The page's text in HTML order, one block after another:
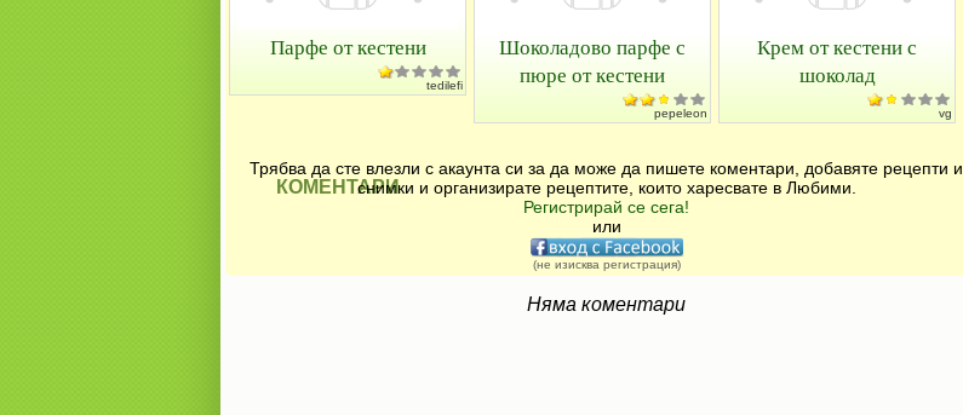
Парфе от кестени
tedilefi
Шоколадово парфе с
пюре от кестени
pepeleon
Крем от кестени с
шоколад
vg
КОМЕНТАРИ
Трябва да сте влезли с акаунта си за да може да пишете коментари, добавяте рецепти и
снимки и организирате рецептите, които харесвате в Любими.
Регистрирай се сега!
или
(не изисква регистрация)
Няма коментари